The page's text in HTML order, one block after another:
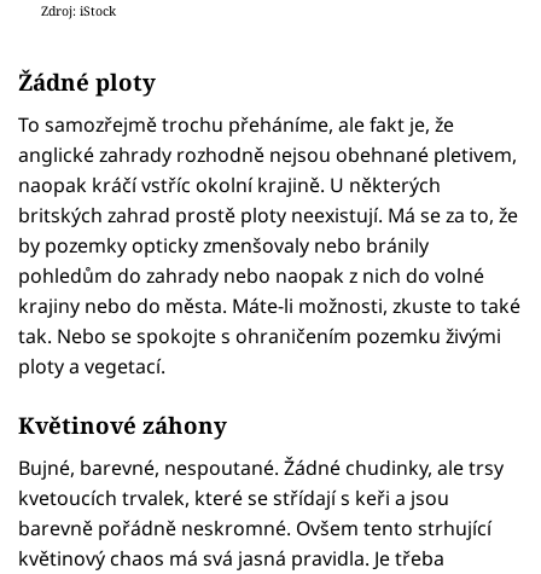
Zdroj: iStock
Žádné ploty
To samozřejmě trochu přeháníme, ale fakt je, že
anglické zahrady rozhodně nejsou obehnané pletivem,
naopak kráčí vstříc okolní krajině. U některých
britských zahrad prostě ploty neexistují. Má se za to, že
by pozemky opticky zmenšovaly nebo bránily
pohledům do zahrady nebo naopak z nich do volné
krajiny nebo do města. Máte-li možnosti, zkuste to také
tak. Nebo se spokojte s ohraničením pozemku živými
ploty a vegetací.
Květinové záhony
Bujné, barevné, nespoutané. Žádné chudinky, ale trsy
kvetoucích trvalek, které se střídají s keři a jsou
barevně pořádně neskromné. Ovšem tento strhující
květinový chaos má svá jasná pravidla. Je třeba